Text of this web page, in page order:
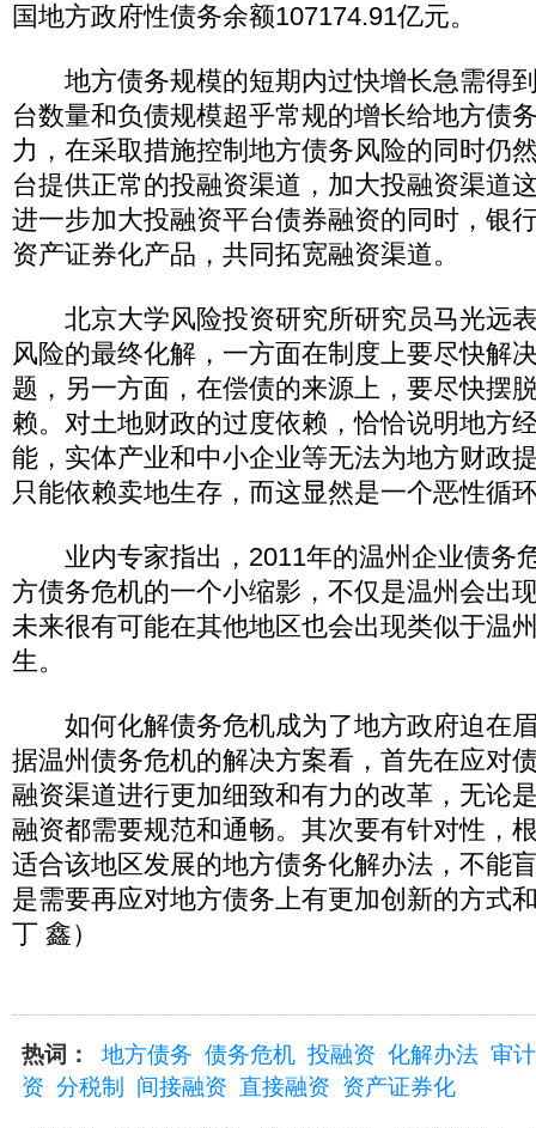
国地方政府性债务余额107174.91亿元。
地方债务规模的短期内过快增长急需得
台数量和负债规模超乎常规的增长给地方债
力，在采取措施控制地方债务风险的同时仍
台提供正常的投融资渠道，加大投融资渠道
进一步加大投融资平台债券融资的同时，银
资产证券化产品，共同拓宽融资渠道。
北京大学风险投资研究所研究员马光远
风险的最终化解，一方面在制度上要尽快解
题，另一方面，在偿债的来源上，要尽快摆
赖。对土地财政的过度依赖，恰恰说明地方
能，实体产业和中小企业等无法为地方财政
只能依赖卖地生存，而这显然是一个恶性循
业内专家指出，2011年的温州企业债务
方债务危机的一个小缩影，不仅是温州会出
未来很有可能在其他地区也会出现类似于温
生。
如何化解债务危机成为了地方政府迫在
据温州债务危机的解决方案看，首先在应对
融资渠道进行更加细致和有力的改革，无论
融资都需要规范和通畅。其次要有针对性，
适合该地区发展的地方债务化解办法，不能
是需要再应对地方债务上有更加创新的方式
丁 鑫）
热词： 地方债务 债务危机 投融资 化解办法 审
资 分税制 间接融资 直接融资 资产证券化